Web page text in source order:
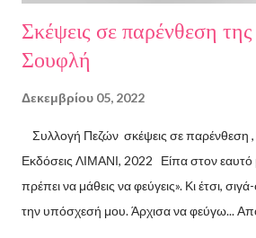
Σκέψεις σε παρένθεση
Σουφλή
Δεκεμβρίου 05, 2022
Συλλογή Πεζών σκέψεις σε παρένθεση ,
Εκδόσεις ΛΙΜΑΝΙ, 2022 Είπα στον εαυτό
πρέπει να μάθεις να φεύγεις». Κι έτσι,
την υπόσχεσή μου. Άρχισα να φεύγω...